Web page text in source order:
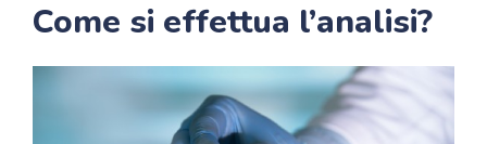
Come si effettua l’analisi?